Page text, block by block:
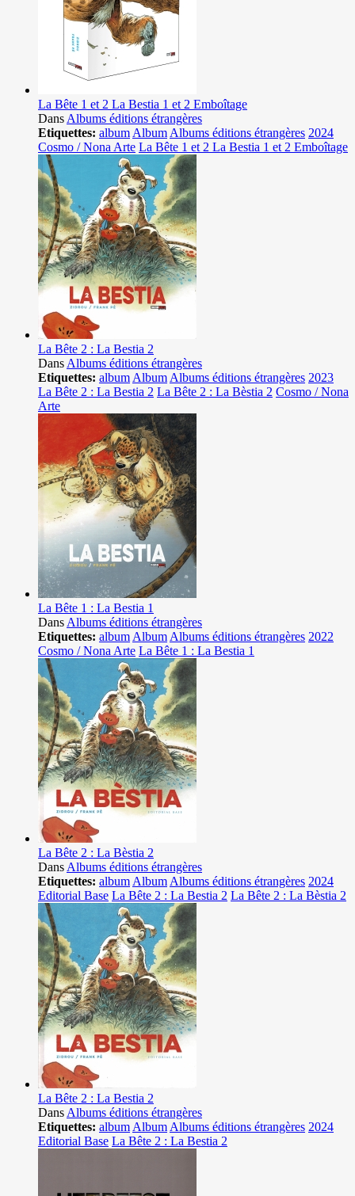
La Bête 1 et 2 La Bestia 1 et 2 Emboîtage
DansAlbums éditions étrangères
Etiquettes: albumAlbumAlbums éditions étrangères 2024
Cosmo / Nona Arte La Bête 1 et 2 La Bestia 1 et 2 Emboîtage
La Bête 2 : La Bestia 2
DansAlbums éditions étrangères
Etiquettes: albumAlbumAlbums éditions étrangères 2023
La Bête 2 : La Bestia 2 La Bête 2 : La Bèstia 2 Cosmo / Nona
Arte
La Bête 1 : La Bestia 1
DansAlbums éditions étrangères
Etiquettes: albumAlbumAlbums éditions étrangères 2022
Cosmo / Nona Arte La Bête 1 : La Bestia 1
La Bête 2 : La Bèstia 2
DansAlbums éditions étrangères
Etiquettes: albumAlbumAlbums éditions étrangères 2024
Editorial Base La Bête 2 : La Bestia 2 La Bête 2 : La Bèstia 2
La Bête 2 : La Bestia 2
DansAlbums éditions étrangères
Etiquettes: albumAlbumAlbums éditions étrangères 2024
Editorial Base La Bête 2 : La Bestia 2